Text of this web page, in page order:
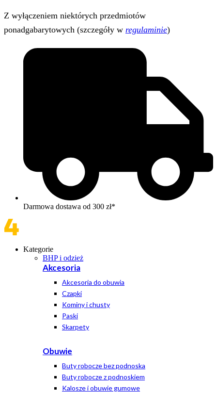
Z wyłączeniem niektórych przedmiotów
ponadgabarytowych (szczegóły w regulaminie)
Darmowa dostawa od 300 zł*
Kategorie
BHP i odzież
Akcesoria
Akcesoria do obuwia
Czapki
Kominy i chusty
Paski
Skarpety
Obuwie
Buty robocze bez podnoska
Buty robocze z podnoskiem
Kalosze i obuwie gumowe